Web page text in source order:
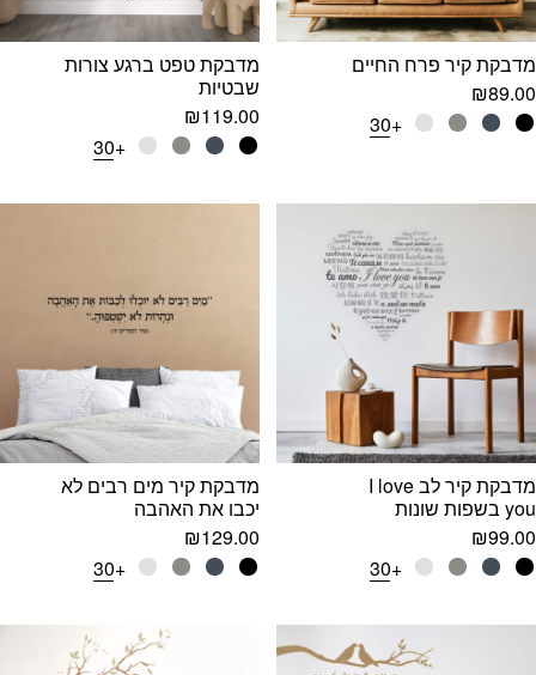
מדבקת קיר פרח החיים
₪89.00
+30
מדבקת טפט ברגע צורות
שבטיות
₪119.00
+30
מדבקת קיר לב I love
you בשפות שונות
₪99.00
+30
מדבקת קיר מים רבים לא
יכבו את האהבה
₪129.00
+30